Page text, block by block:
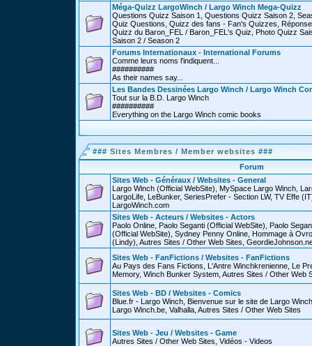
Méga-Quizz LargoWinch / Largo Winch Mega-Quizz
Questions Quizz Saison 1, Questions Quizz Saison 2,
Quiz Questions, Quizz des fans - Fan's Quizzes,
Quizz du Baron_FEL / Baron_FEL's Quiz, Photo Quizz
Saison 2 / Season 2
Forums Internationaux - International Forums
Comme leurs noms l'indiquent...
##########
As their names say...
Les Bandes Dessinées Largo Winch / Largo Winch
Tout sur la B.D. Largo Winch
##########
Everything on the Largo Winch comic books
### Sites Membres / Member websites ###
Forum
Sites Web - Généraux / Websites - General
Largo Winch (Official WebSite), MySpace Largo Winch,
LargoLife, LeBunker, SeriesPrefer - Section LW, TV Effe
LargoWinch.com
Sites Web - Acteurs / Websites - Actors
Paolo Online, Paolo Seganti (Official WebSite), Paolo
(Official WebSite), Sydney Penny Online, Hommage à
(Lindy), Autres Sites / Other Web Sites,
Sites Web - FanFictions / Websites - FanFictions
Au Pays des Fans Fictions, L'Antre Winchkrenienne, Le
Memory, Winch Bunker System, Autres Sites / Other Web
Sites Web - BD / Websites - Comics
Blue.fr - Largo Winch, Bienvenue sur le site de Largo
Largo Winch.be, Valhalla, Autres Sites / Other Web Sites
Sites Web - Jeu / Websites - Game
Autres Sites / Other Web Sites, Vidéos - Videos